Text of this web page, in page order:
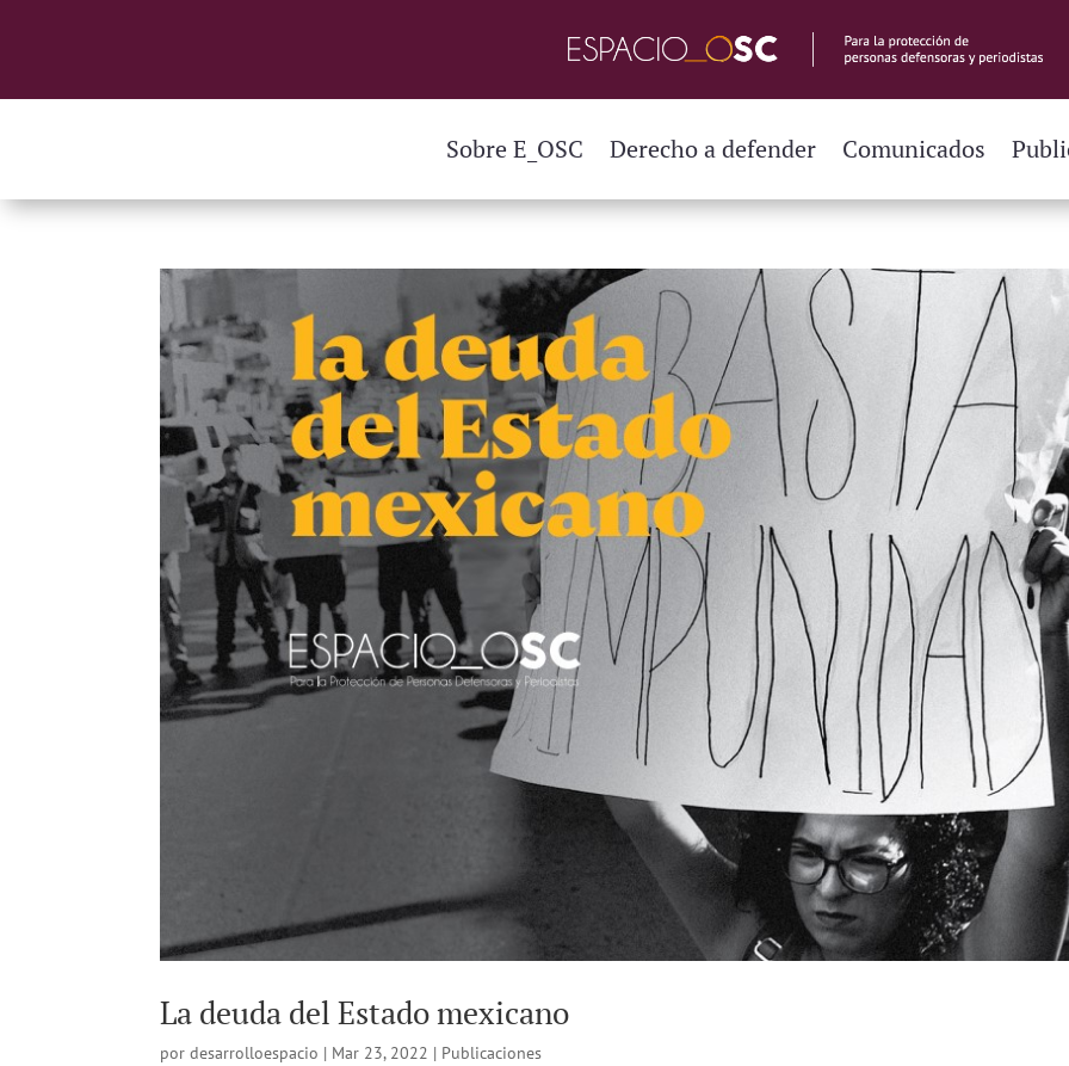
Sobre E_OSC Derecho a defender Comunicados
La deuda del Estado mexicano
pordesarrolloespacio | Mar 23, 2022 | Publicaciones